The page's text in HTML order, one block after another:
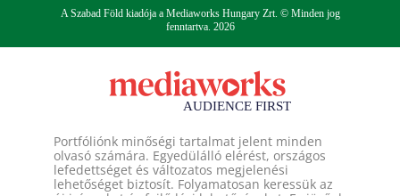
A Szabad Föld kiadója a Mediaworks Hungary Zrt. © Minden jog
fenntartva. 2026
Portfóliónk minőségi tartalmat jelent minden
olvasó számára. Egyedülálló elérést, országos
lefedettséget és változatos megjelenési
lehetőséget biztosít. Folyamatosan keressük az